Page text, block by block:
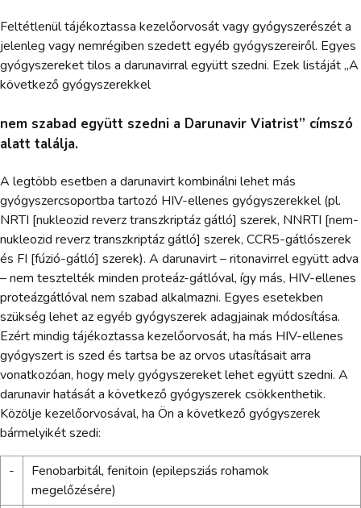
Feltétlenül tájékoztassa kezelőorvosát vagy gyógyszerészét a
jelenleg vagy nemrégiben szedett egyéb gyógyszereiről. Egyes
gyógyszereket tilos a darunavirral együtt szedni. Ezek listáját „A
következő gyógyszerekkel
nem szabad együtt szedni a Darunavir Viatrist” címszó
alatt találja.
A legtöbb esetben a darunavirt kombinálni lehet más
gyógyszercsoportba tartozó HIV-ellenes gyógyszerekkel (pl.
NRTI [nukleozid reverz transzkriptáz gátló] szerek, NNRTI [nem-
nukleozid reverz transzkriptáz gátló] szerek, CCR5-gátlószerek
és FI [fúzió-gátló] szerek). A darunavirt – ritonavirrel együtt adva
– nem tesztelték minden proteáz-gátlóval, így más, HIV-ellenes
proteázgátlóval nem szabad alkalmazni. Egyes esetekben
szükség lehet az egyéb gyógyszerek adagjainak módosítása.
Ezért mindig tájékoztassa kezelőorvosát, ha más HIV-ellenes
gyógyszert is szed és tartsa be az orvos utasításait arra
vonatkozóan, hogy mely gyógyszereket lehet együtt szedni. A
darunavir hatását a következő gyógyszerek csökkenthetik.
Közölje kezelőorvosával, ha Ön a következő gyógyszerek
bármelyikét szedi:
-
Fenobarbitál, fenitoin (epilepsziás rohamok
megelőzésére)